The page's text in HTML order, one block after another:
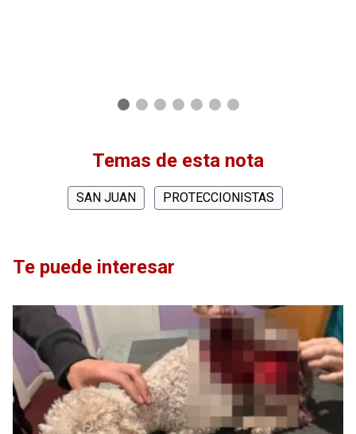
Temas de esta nota
SAN JUAN PROTECCIONISTAS
Te puede interesar